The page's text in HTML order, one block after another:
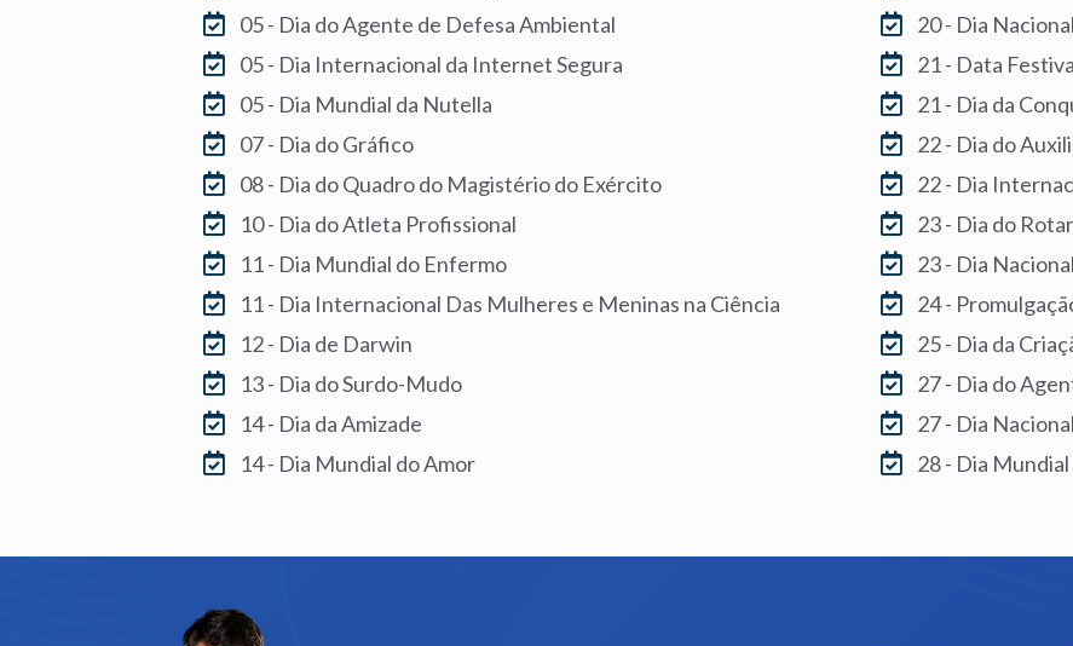
05 - Dia do Agente de Defesa Ambiental
05 - Dia Internacional da Internet Segura
05 - Dia Mundial da Nutella
07 - Dia do Gráfico
08 - Dia do Quadro do Magistério do Exército
10 - Dia do Atleta Profissional
11 - Dia Mundial do Enfermo
11 - Dia Internacional Das Mulheres e Meninas na Ciência
12 - Dia de Darwin
13 - Dia do Surdo-Mudo
14 - Dia da Amizade
14 - Dia Mundial do Amor
20 - Dia
21 - Data
21 - Dia da
22 - Dia do
22 - Dia
23 - Dia do
23 - Dia
24 -
25 - Dia da
27 - Dia do
27 - Dia
28 - Dia